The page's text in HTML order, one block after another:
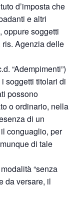
d’imposta che
e altri
oppure soggetti
ris. Agenzia delle
“Adempimenti”)
soggetti titolari di
possono
o ordinario, nella
di un
conguaglio, per
di tale
“senza
da versare, il